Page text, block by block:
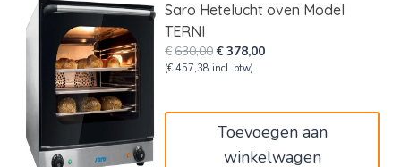
Saro Hetelucht oven Model
TERNI
€630,00Oorspronkelijke
prijs
€378,00Huidige
(€ 457,38 incl. btw)
Toevoegen aan
winkelwagen